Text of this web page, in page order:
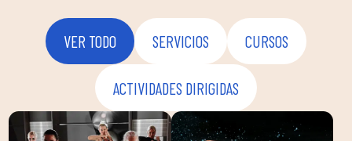
VER TODO SERVICIOS CURSOS
ACTIVIDADES DIRIGIDAS